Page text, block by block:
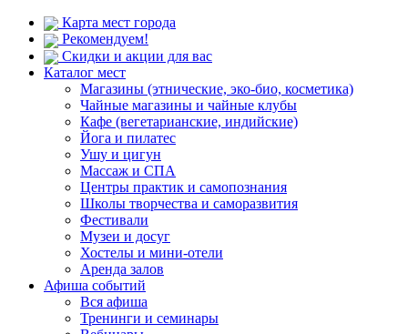
Карта мест города
Рекомендуем!
Скидки и акции для вас
Каталог мест
Магазины (этнические, эко-био, косметика)
Чайные магазины и чайные клубы
Кафе (вегетарианские, индийские)
Йога и пилатес
Ушу и цигун
Массаж и СПА
Центры практик и самопознания
Школы творчества и саморазвития
Фестивали
Музеи и досуг
Хостелы и мини-отели
Аренда залов
Афиша событий
Вся афиша
Тренинги и семинары